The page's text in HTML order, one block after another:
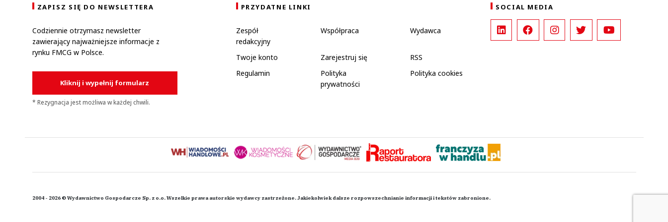
ZAPISZ SIĘ DO NEWSLETTERA
Codziennie otrzymasz newsletter
zawierający najważniejsze informacje z
rynku FMCG w Polsce.
Kliknij i wypełnij formularz
* Rezygnacja jest możliwa w każdej chwili.
PRZYDATNE LINKI
Zespół
redakcyjny
Współpraca Wydawca
Twoje konto Zarejestruj się
RSS
Regulamin
Polityka
prywatności
Polityka cookies
SOCIAL MEDIA
2004 - 2026 © Wydawnictwo Gospodarcze Sp. z o.o. Wszelkie prawa autorskie wydawcy zastrzeżone. Jakiekolwiek dalsze rozpowszechnianie informacji i tekstów zabronione.